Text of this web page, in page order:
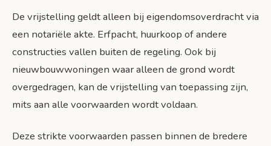
De vrijstelling geldt alleen bij eigendomsoverdracht via
een notariële akte. Erfpacht, huurkoop of andere
constructies vallen buiten de regeling. Ook bij
nieuwbouwwoningen waar alleen de grond wordt
overgedragen, kan de vrijstelling van toepassing zijn,
mits aan alle voorwaarden wordt voldaan.
Deze strikte voorwaarden passen binnen de bredere